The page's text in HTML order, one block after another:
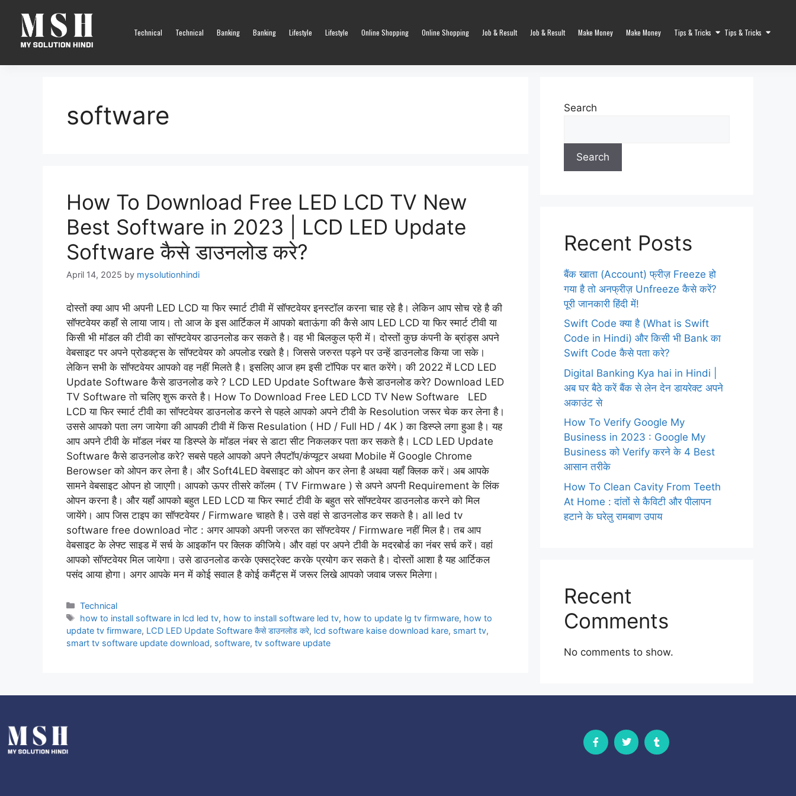
Technical Technical Banking Banking Lifestyle Lifestyle Online Shopping Online Shopping Job & Result Job & Result Make Money Make Money Tips & Tricks Tips & Tricks
software
How To Download Free LED LCD TV New
Best Software in 2023 | LCD LED Update
Software कैसे डाउनलोड करे?
April 14, 2025 by mysolutionhindi
दोस्तों क्या आप भी अपनी LED LCD या फिर स्मार्ट टीवी में सॉफ्टवेयर इनस्टॉल करना चाह रहे है। लेकिन आप सोच रहे है की
सॉफ्टवेयर कहाँ से लाया जाय। तो आज के इस आर्टिकल में आपको बताऊंगा की कैसे आप LED LCD या फिर स्मार्ट टीवी या
किसी भी मॉडल की टीवी का सॉफ्टवेयर डाउनलोड कर सकते है। वह भी बिलकुल फ्री में। दोस्तों कुछ कंपनी के ब्रांड्स अपने
वेबसाइट पर अपने प्रोडक्ट्स के सॉफ्टवेयर को अपलोड रखते है। जिससे जरुरत पड़ने पर उन्हें डाउनलोड किया जा सके।
लेकिन सभी के सॉफ्टवेयर आपको वह नहीं मिलते है। इसलिए आज हम इसी टॉपिक पर बात करेंगे। की 2022 में LCD LED
Update Software कैसे डाउनलोड करे ? LCD LED Update Software कैसे डाउनलोड करे? Download LED
TV Software तो चलिए शुरू करते है। How To Download Free LED LCD TV New Software LED
LCD या फिर स्मार्ट टीवी का सॉफ्टवेयर डाउनलोड करने से पहले आपको अपने टीवी के Resolution जरूर चेक कर लेना है।
उससे आपको पता लग जायेगा की आपकी टीवी में किस Resulation ( HD / Full HD / 4K ) का डिस्प्ले लगा हुआ है। यह
आप अपने टीवी के मॉडल नंबर या डिस्प्ले के मॉडल नंबर से डाटा सीट निकलकर पता कर सकते है। LCD LED Update
Software कैसे डाउनलोड करे? सबसे पहले आपको अपने लैपटॉप/कंप्यूटर अथवा Mobile में Google Chrome
Berowser को ओपन कर लेना है। और Soft4LED वेबसाइट को ओपन कर लेना है अथवा यहाँ क्लिक करें। अब आपके
सामने वेबसाइट ओपन हो जाएगी। आपको ऊपर तीसरे कॉलम ( TV Firmware ) से अपने अपनी Requirement के लिंक
ओपन करना है। और यहाँ आपको बहुत LED LCD या फिर स्मार्ट टीवी के बहुत सरे सॉफ्टवेयर डाउनलोड करने को मिल
जायेंगे। आप जिस टाइप का सॉफ्टवेयर / Firmware चाहते है। उसे वहां से डाउनलोड कर सकते है। all led tv
software free download नोट : अगर आपको अपनी जरुरत का सॉफ्टवेयर / Firmware नहीं मिल है। तब आप
वेबसाइट के लेफ्ट साइड में सर्च के आइकॉन पर क्लिक कीजिये। और वहां पर अपने टीवी के मदरबोर्ड का नंबर सर्च करें। वहां
आपको सॉफ्टवेयर मिल जायेगा। उसे डाउनलोड करके एक्सट्रेक्ट करके प्रयोग कर सकते है। दोस्तों आशा है यह आर्टिकल
पसंद आया होगा। अगर आपके मन में कोई सवाल है कोई कमैंट्स में जरूर लिखे आपको जवाब जरूर मिलेगा।
Technical
how to install software in lcd led tv, how to install software led tv, how to update lg tv firmware, how to
update tv firmware, LCD LED Update Software कैसे डाउनलोड करे, lcd software kaise download kare, smart tv,
smart tv software update download, software, tv software update
Search
Search
Recent Posts
बैंक खाता (Account) फ्रीज़ Freeze हो
गया है तो अनफ्रीज़ Unfreeze कैसे करें?
पूरी जानकारी हिंदी में!
Swift Code क्या है (What is Swift
Code in Hindi) और किसी भी Bank का
Swift Code कैसे पता करे?
Digital Banking Kya hai in Hindi |
अब घर बैठे करें बैंक से लेन देन डायरेक्ट अपने
अकाउंट से
How To Verify Google My
Business in 2023 : Google My
Business को Verify करने के 4 Best
आसान तरीके
How To Clean Cavity From Teeth
At Home : दांतों से कैविटी और पीलापन
हटाने के घरेलु रामबाण उपाय
Recent
Comments
No comments to show.